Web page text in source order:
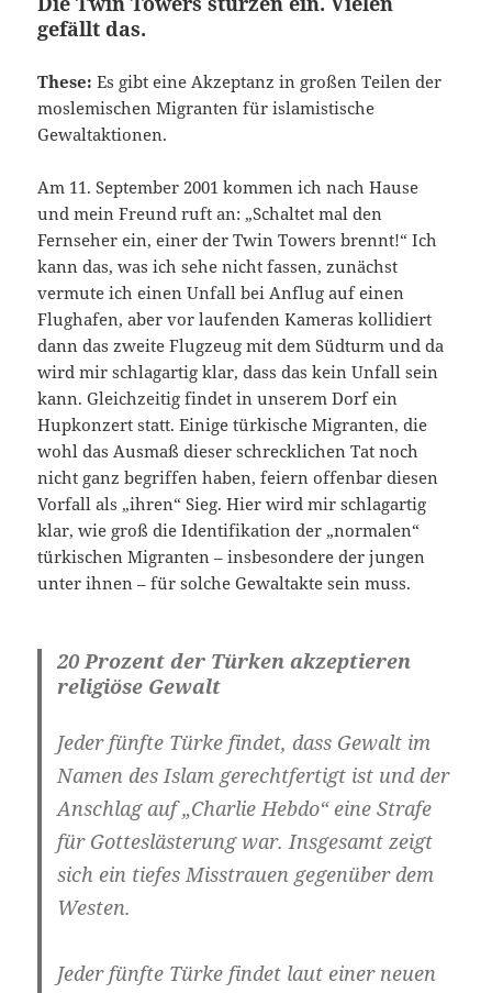
gefällt das.
These:Es gibt eine Akzeptanz in großen Teilen der
moslemischen Migranten für islamistische
Gewaltaktionen.
Am 11. September 2001 kommen ich nach Hause
und mein Freund ruft an: „Schaltet mal den
Fernseher ein, einer der Twin Towers brennt!“ Ich
kann das, was ich sehe nicht fassen, zunächst
vermute ich einen Unfall bei Anflug auf einen
Flughafen, aber vor laufenden Kameras kollidiert
dann das zweite Flugzeug mit dem Südturm und da
wird mir schlagartig klar, dass das kein Unfall sein
kann. Gleichzeitig findet in unserem Dorf ein
Hupkonzert statt. Einige türkische Migranten, die
wohl das Ausmaß dieser schrecklichen Tat noch
nicht ganz begriffen haben, feiern offenbar diesen
Vorfall als „ihren“ Sieg. Hier wird mir schlagartig
klar, wie groß die Identifikation der „normalen“
türkischen Migranten – insbesondere der jungen
unter ihnen – für solche Gewaltakte sein muss.
20 Prozent der Türken akzeptieren
religiöse Gewalt
Jeder fünfte Türke findet, dass Gewalt im
Namen des Islam gerechtfertigt ist und der
Anschlag auf „Charlie Hebdo“ eine Strafe
für Gotteslästerung war. Insgesamt zeigt
sich ein tiefes Misstrauen gegenüber dem
Westen.
Jeder fünfte Türke findet laut einer neuen